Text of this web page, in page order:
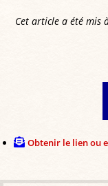
Cet article a été mis
Obtenir le lien ou